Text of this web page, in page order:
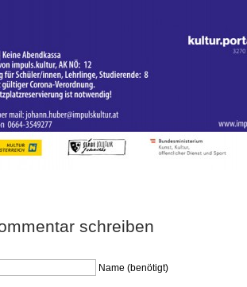
schreiben
Name (benötigt)